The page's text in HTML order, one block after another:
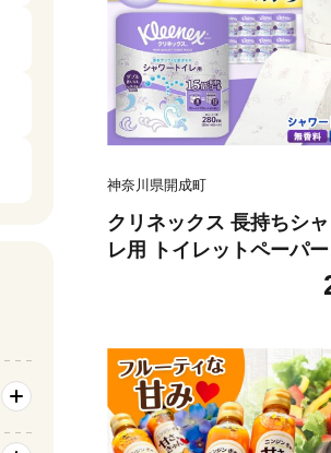
神奈川県開成町
クリネックス 長持ちシ
レ用 トイレットペーパ
ル）64ロール(8ロール
成町 トイレットペーパ
防災 エコ 消耗品 生活雑
無香料 トイレットペー
といれっとぺーぱー ト
ア トイレットペーパー